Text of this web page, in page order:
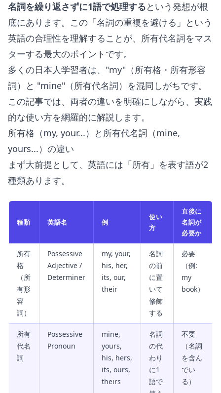
名詞を繰り返さずに1語で処理するという発想が根
底にあります。この「名詞の重複を避ける」という
英語の合理性を理解することが、所有代名詞をマス
ターする最大のポイントです。
多くの日本人学習者は、"my"（所有格・所有形容
詞）と "mine"（所有代名詞）を混同しがちです。
この記事では、両者の違いを明確にしながら、実践
的な使い方を網羅的に解説します。
所有格（my, your...）と所有代名詞（mine,
yours...）の違い
まず大前提として、英語には「所有」を表す語が2
種類あります。
種類 英語名 例
使い
方
直後に
名詞が
必要か
所有
格
（所
有形
容
詞）
Possessive
Adjective /
Determiner
my, your,
his, her,
its, our,
their
名詞
の前
に置
いて
修飾
する
必要
（例:
my
book）
所有
代名
詞
Possessive
Pronoun
mine,
yours,
his, hers,
its, ours,
theirs
名詞
の代
わり
に1
語で
不要
（名詞
を含ん
でい
る）